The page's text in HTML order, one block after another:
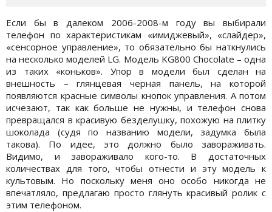
Если бы в далеком 2006-2008-м году вы выбирали
телефон по характеристикам «имиджевый», «слайдер»,
«сенсорное управление», то обязательно бы наткнулись
на несколько моделей LG. Модель KG800 Chocolate – одна
из таких «коньков». Упор в модели был сделан на
внешность – глянцевая черная панель, на которой
появляются красные символы кнопок управления. А потом
исчезают, так как больше не нужны, и телефон снова
превращался в красивую безделушку, похожую на плитку
шоколада (судя по названию модели, задумка была
такова). По идее, это должно было завораживать.
Видимо, и завораживало кого-то. В достаточных
количествах для того, чтобы отнести и эту модель к
культовым. Но поскольку меня оно особо никогда не
впечатляло, предлагаю просто глянуть красивый ролик с
этим телефоном.